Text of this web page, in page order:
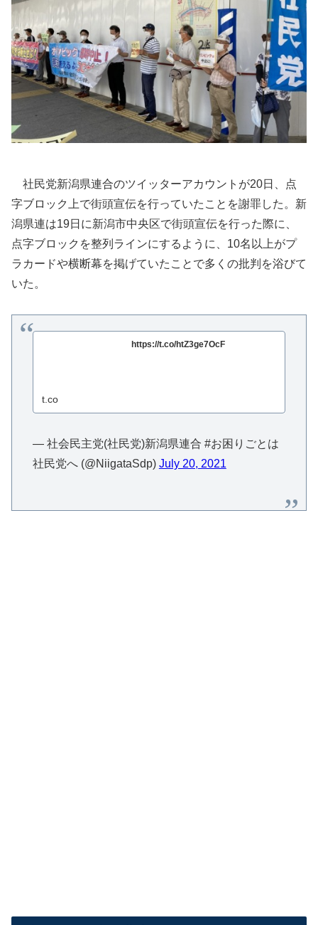
社民党新潟県連合のツイッターアカウントが20日、点
字ブロック上で街頭宣伝を行っていたことを謝罪した。新
潟県連は19日に新潟市中央区で街頭宣伝を行った際に、
点字ブロックを整列ラインにするように、10名以上がプ
ラカードや横断幕を掲げていたことで多くの批判を浴びて
いた。
https://t.co/htZ3ge7OcF
t.co
— 社会民主党(社民党)新潟県連合 #お困りごとは
社民党へ (@NiigataSdp) July 20, 2021